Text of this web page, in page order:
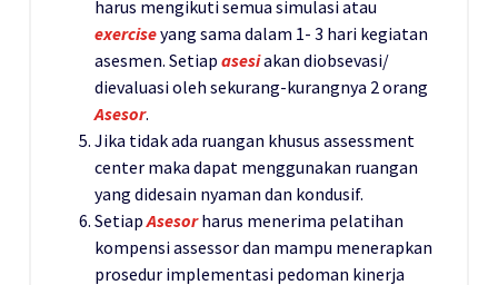
harus mengikuti semua simulasi atau
exerciseyang sama dalam 1- 3 hari kegiatan
asesmen. Setiap asesiakan diobsevasi/
dievaluasi oleh sekurang-kurangnya 2 orang
Asesor.
Jika tidak ada ruangan khusus assessment
center maka dapat menggunakan ruangan
yang didesain nyaman dan kondusif.
SetiapAsesorharus menerima pelatihan
kompensi assessor dan mampu menerapkan
prosedur implementasi pedoman kinerja